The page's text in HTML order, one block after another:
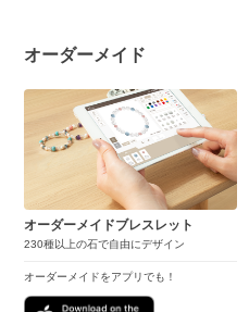
オーダーメイド
オーダーメイドブレスレット
230種以上の石で自由にデザイン
オーダーメイドをアプリでも！